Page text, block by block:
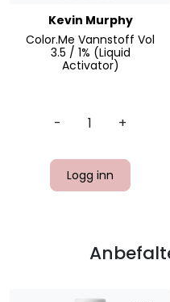
Kevin Murphy
Color.Me Vannstoff Vol
3.5 / 1% (Liquid
Activator)
- +
Logg inn